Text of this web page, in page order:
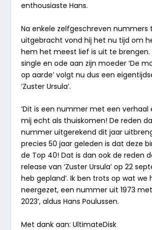
enthousiaste Hans.
Na enkele zelfgeschreven nummers
uitgebracht vond hij het nu tijd om
hem het meest lief is uit te brengen.
single en ode aan zijn moeder‘De
op aarde’volgt nu dus een
‘Zuster Ursula’.
‘Dit is een nummer met een verhaal
mij echt als thuiskomen! De reden
nummer uitgerekend dit jaar
precies 50 jaar geleden is dat deze
de Top 40! Dat is dan ook de reden
release van‘Zuster Ursula’op 22
heb gepland’. Ik ben trots op wat we
neergezet, een nummer uit 1973
2023’,aldus Hans Poulussen.
Met dank aan: UltimateDisk